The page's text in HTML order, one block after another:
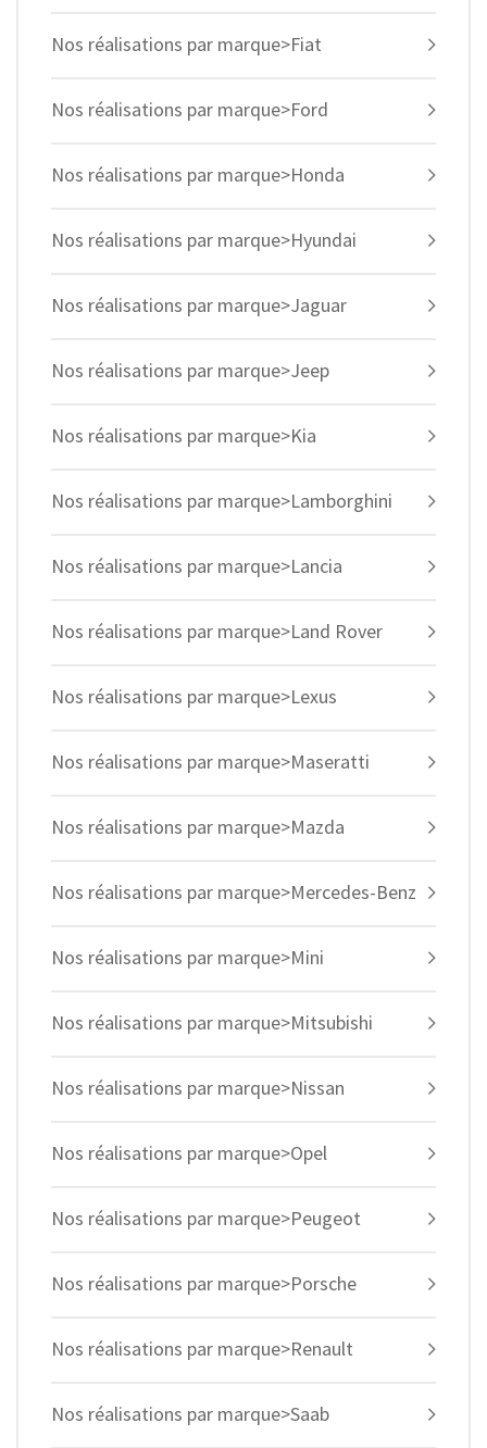
Nos réalisations par marque>Fiat
Nos réalisations par marque>Ford
Nos réalisations par marque>Honda
Nos réalisations par marque>Hyundai
Nos réalisations par marque>Jaguar
Nos réalisations par marque>Jeep
Nos réalisations par marque>Kia
Nos réalisations par marque>Lamborghini
Nos réalisations par marque>Lancia
Nos réalisations par marque>Land Rover
Nos réalisations par marque>Lexus
Nos réalisations par marque>Maseratti
Nos réalisations par marque>Mazda
Nos réalisations par marque>Mercedes-Benz
Nos réalisations par marque>Mini
Nos réalisations par marque>Mitsubishi
Nos réalisations par marque>Nissan
Nos réalisations par marque>Opel
Nos réalisations par marque>Peugeot
Nos réalisations par marque>Porsche
Nos réalisations par marque>Renault
Nos réalisations par marque>Saab